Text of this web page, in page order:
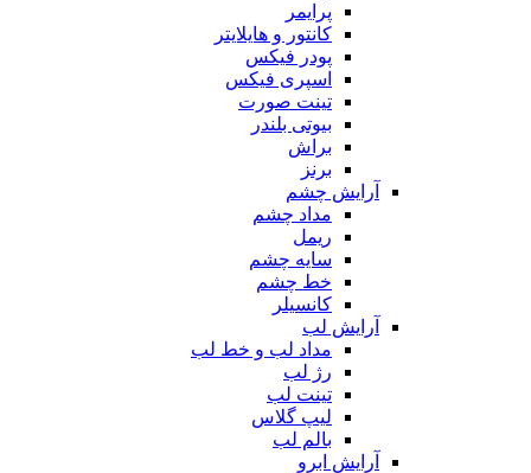
پرایمر
کانتور و هایلایتر
پودر فیکس
اسپری فیکس
تینت صورت
بیوتی بلندر
براش
برنز
آرایش چشم
مداد چشم
ریمل
سایه چشم
خط چشم
کانسیلر
آرایش لب
مداد لب و خط لب
رژ لب
تینت لب
لیپ گلاس
بالم لب
آرایش ابرو